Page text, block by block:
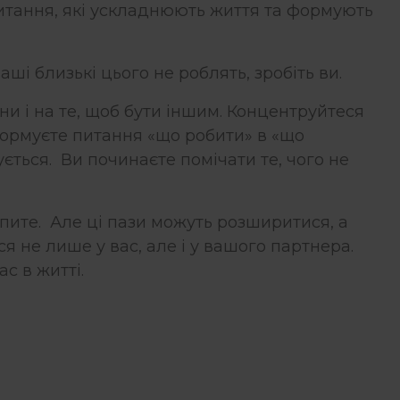
які ускладнюють життя та формують
близькі цього не роблять, зробіть ви.
і на те, щоб бути іншим. Концентруйтеся
питання «що робити» в «що
Ви починаєте помічати те, чого не
Але ці пази можуть розширитися, а
не лише у вас, але і у вашого партнера.
в житті.